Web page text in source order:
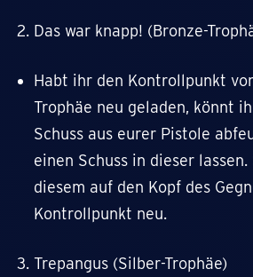
Das war knapp! (Bronze-
Habt ihr den Kontrollpunkt
Trophäe neu geladen, könnt
Schuss aus eurer Pistole
einen Schuss in dieser
diesem auf den Kopf des
Kontrollpunkt neu.
Trepangus (Silber-Trophäe)